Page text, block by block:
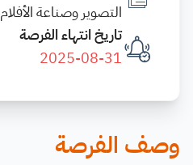
التصوير وصناعة الأفلام
تاريخ انتهاء الفرصة
2025-08-31
وصف الفرصة